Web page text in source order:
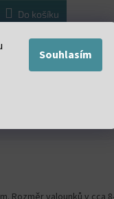
Souhlasím
Do košíku
jehla s velkým